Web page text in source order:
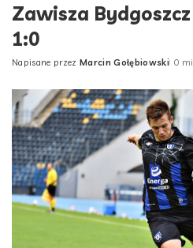
Zawisza Bydgoszcz
1:0
Posted
Napisane przez Marcin Gołębiowski 0